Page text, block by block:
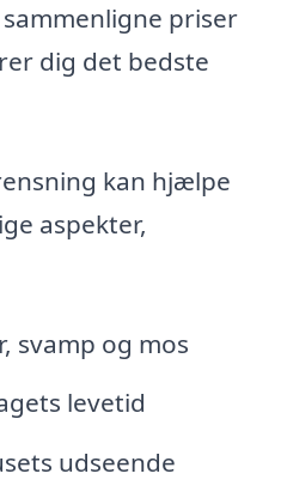
priser
dig det bedste
kan hjælpe
aspekter,
svamp og mos
levetid
udseende